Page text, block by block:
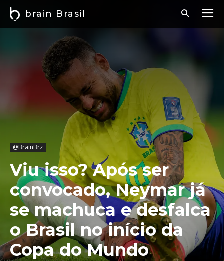
brain Brasil
@BrainBrz
Viu isso? Após ser
convocado, Neymar já
se machuca e desfalca
o Brasil no início da
Copa do Mundo